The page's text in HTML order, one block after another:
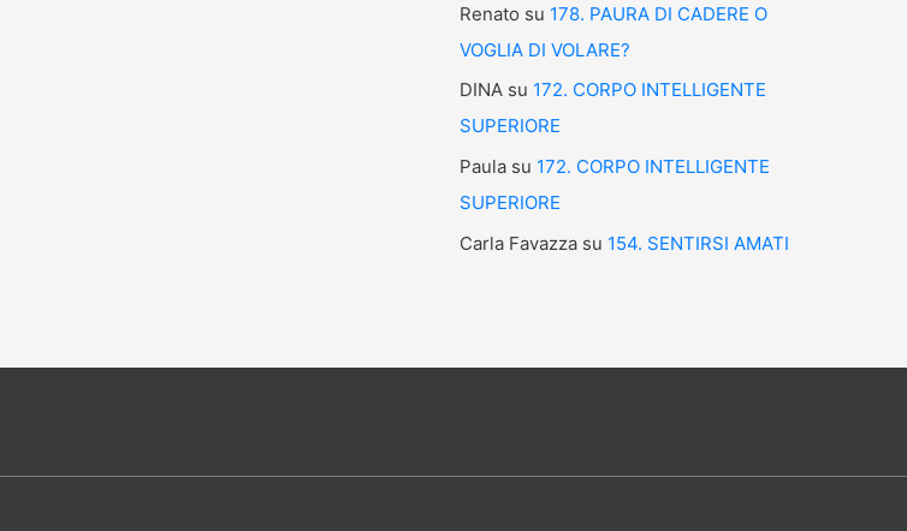
Renato su 178. PAURA DI CADERE O
VOGLIA DI VOLARE?
DINA su 172. CORPO INTELLIGENTE
SUPERIORE
Paula su 172. CORPO INTELLIGENTE
SUPERIORE
Carla Favazza su 154. SENTIRSI AMATI